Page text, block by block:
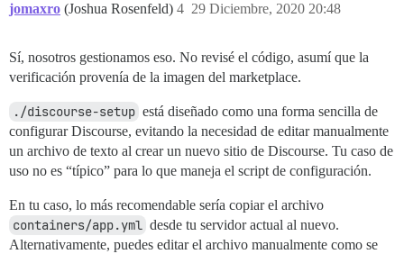
jomaxro (Joshua Rosenfeld) 29 Diciembre, 2020 20:48
4
Sí, nosotros gestionamos eso. No revisé el código, asumí que la
verificación provenía de la imagen del marketplace.
./discourse-setup está diseñado como una forma sencilla de
configurar Discourse, evitando la necesidad de editar manualmente
un archivo de texto al crear un nuevo sitio de Discourse. Tu caso de
uso no es “típico” para lo que maneja el script de configuración.
En tu caso, lo más recomendable sería copiar el archivo
containers/app.yml desde tu servidor actual al nuevo.
Alternativamente, puedes editar el archivo manualmente como se